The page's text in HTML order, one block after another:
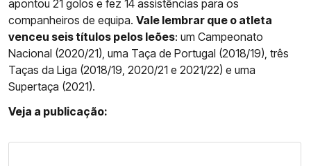
apontou 21 golos e fez 14 assistências para os
companheiros de equipa. Vale lembrar que o atleta
venceu seis títulos pelos leões: um Campeonato
Nacional (2020/21), uma Taça de Portugal (2018/19), três
Taças da Liga (2018/19, 2020/21 e 2021/22) e uma
Supertaça (2021).
Veja a publicação: